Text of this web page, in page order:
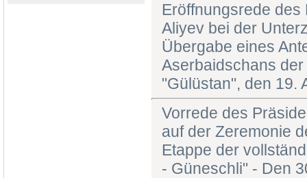
Eröffnungsrede
Aliyev bei der
Übergabe eines
Aserbaidschans
"Gülüstan", den 19.
Vorrede des
auf der Zeremonie
Etappe der
- Güneschli" - Den